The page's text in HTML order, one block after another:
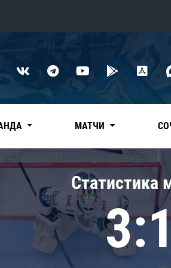
Нефтехимик
Дивизион Чернышева
Авангард
Адмирал
КХЛ
МАТЧИ
Статистика